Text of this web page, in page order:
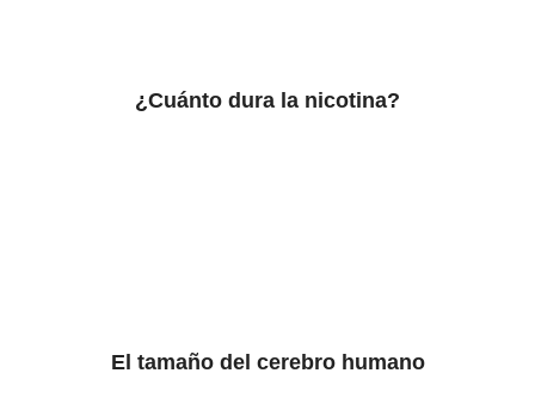
¿Cuánto dura la nicotina?
El tamaño del cerebro humano